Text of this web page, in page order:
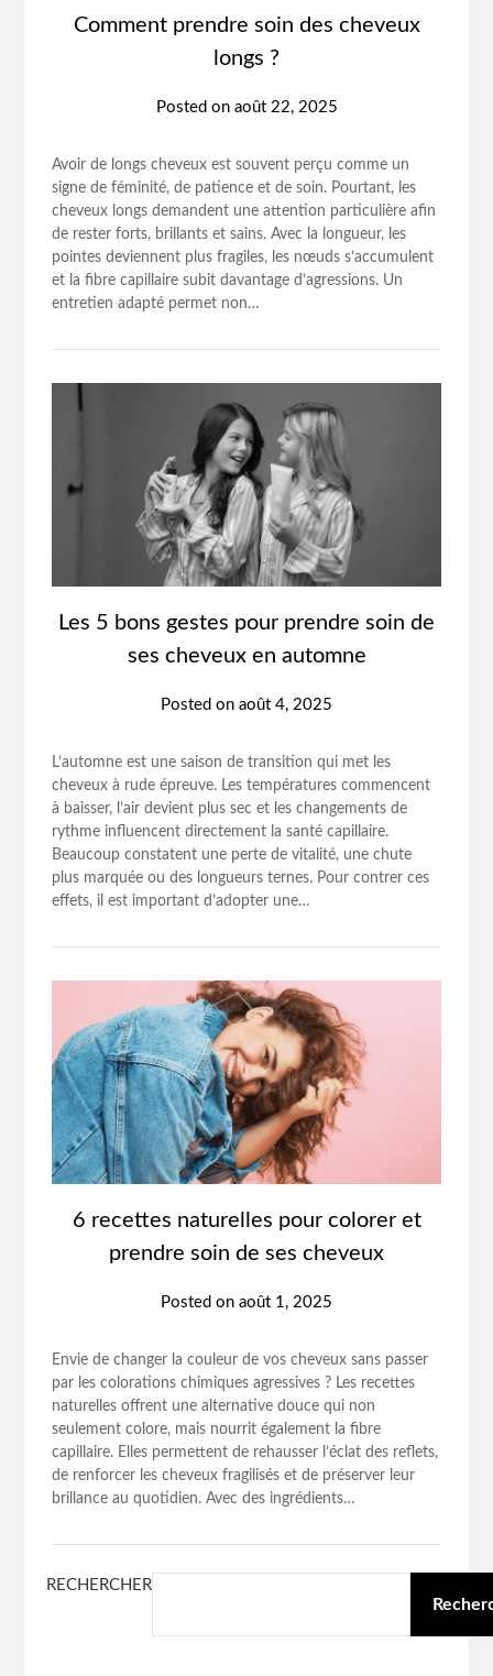
Comment prendre soin des cheveux
longs ?
Posted on août 22, 2025
Avoir de longs cheveux est souvent perçu comme un
signe de féminité, de patience et de soin. Pourtant, les
cheveux longs demandent une attention particulière afin
de rester forts, brillants et sains. Avec la longueur, les
pointes deviennent plus fragiles, les nœuds s’accumulent
et la fibre capillaire subit davantage d’agressions. Un
entretien adapté permet non…
Les 5 bons gestes pour prendre soin de
ses cheveux en automne
Posted on août 4, 2025
L’automne est une saison de transition qui met les
cheveux à rude épreuve. Les températures commencent
à baisser, l’air devient plus sec et les changements de
rythme influencent directement la santé capillaire.
Beaucoup constatent une perte de vitalité, une chute
plus marquée ou des longueurs ternes. Pour contrer ces
effets, il est important d’adopter une…
6 recettes naturelles pour colorer et
prendre soin de ses cheveux
Posted on août 1, 2025
Envie de changer la couleur de vos cheveux sans passer
par les colorations chimiques agressives ? Les recettes
naturelles offrent une alternative douce qui non
seulement colore, mais nourrit également la fibre
capillaire. Elles permettent de rehausser l’éclat des reflets,
de renforcer les cheveux fragilisés et de préserver leur
brillance au quotidien. Avec des ingrédients…
RECHERCHER